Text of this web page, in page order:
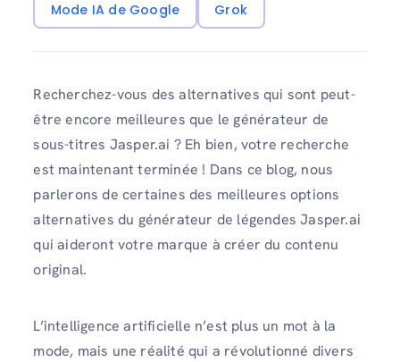
Mode IA de Google
Grok
Recherchez-vous des alternatives qui sont peut-
être encore meilleures que le générateur de
sous-titres Jasper.ai ? Eh bien, votre recherche
est maintenant terminée ! Dans ce blog, nous
parlerons de certaines des meilleures options
alternatives du générateur de légendes Jasper.ai
qui aideront votre marque à créer du contenu
original.
L’intelligence artificielle n’est plus un mot à la
mode, mais une réalité qui a révolutionné divers